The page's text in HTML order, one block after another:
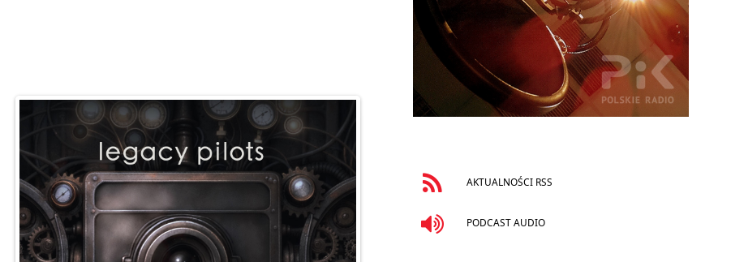
AKTUALNOŚCI RSS
PODCAST AUDIO